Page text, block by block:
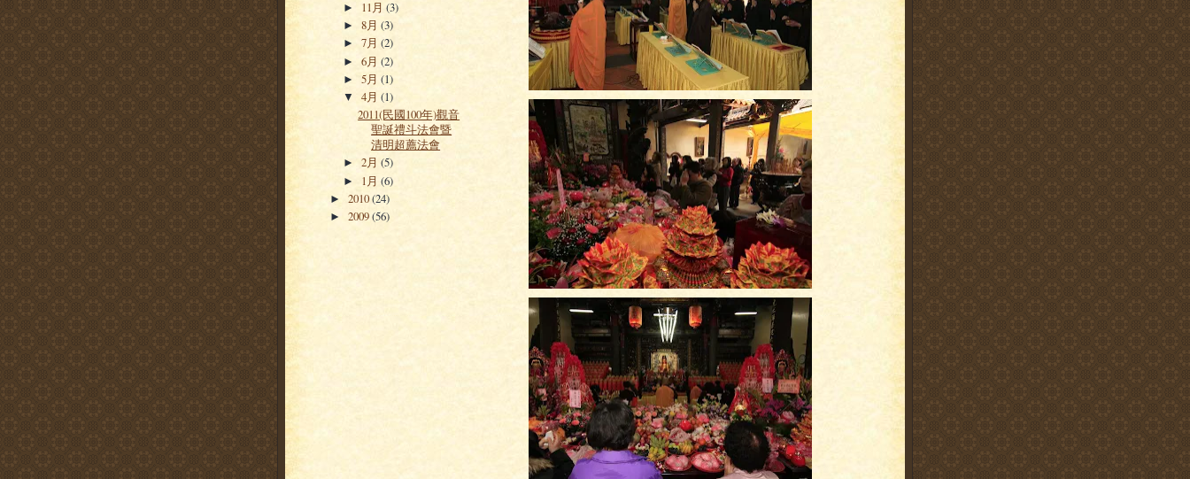
► 11月(3)
►8月(3)
►7月(2)
►6月(2)
► 5月(1)
▼4月(1)
2011(民國100年)觀音
聖誕禮斗法會暨
清明超薦法會
►2月(5)
► 1月(6)
► 2010(24)
► 2009(56)